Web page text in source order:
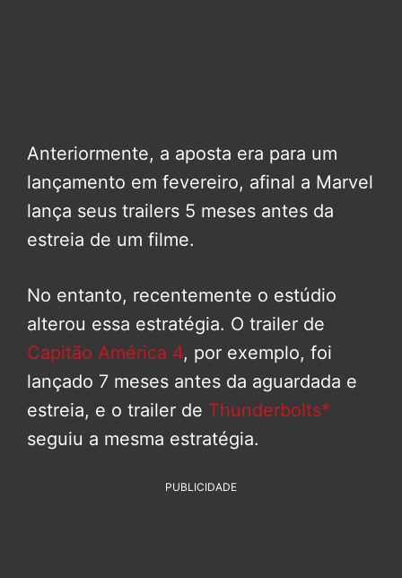
Anteriormente, a aposta era para um
lançamento em fevereiro, afinal a Marvel
lança seus trailers 5 meses antes da
estreia de um filme.
No entanto, recentemente o estúdio
alterou essa estratégia. O trailer de
Capitão América 4, por exemplo, foi
lançado 7 meses antes da aguardada e
estreia, e o trailer de Thunderbolts*
seguiu a mesma estratégia.
PUBLICIDADE